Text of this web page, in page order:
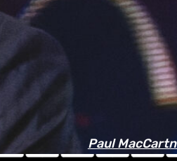
Paul